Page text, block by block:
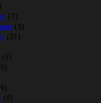
(7)
(3)
(31)
(5)
(8)